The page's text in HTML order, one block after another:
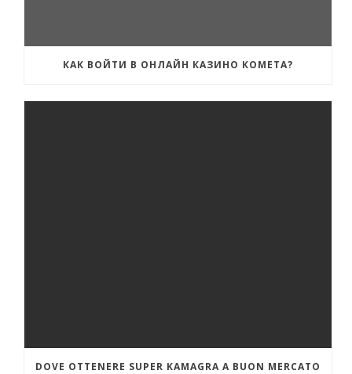
КАК ВОЙТИ В ОНЛАЙН КАЗИНО КОМЕТА?
DOVE OTTENERE SUPER KAMAGRA A BUON MERCATO